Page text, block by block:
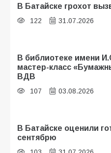
В Батайске грохот
122 31.07.2026
В библиотеке имени
мастер-класс
ВДВ
107 03.08.2026
В Батайске оценили
сентябрю